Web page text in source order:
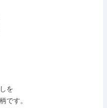
を
です。